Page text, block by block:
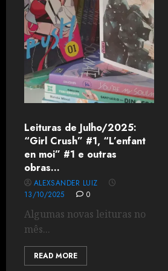
Leituras de Julho/2025:
“Girl Crush” #1, “L’enfant
en moi” #1 e outras
obras…
ALEXSANDER LUIZ
13/10/2025
0
Algumas novas leituras no
mês...
READ MORE